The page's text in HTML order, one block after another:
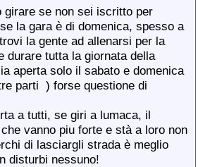
girare se non sei iscritto per
la gara è di domenica, spesso a
la gente ad allenarsi per la
durare tutta la giornata della
aperta solo il sabato e domenica
parti ) forse questione di
a tutti, se giri a lumaca, il
vanno piu forte e stà a loro non
di lasciargli strada è meglio
disturbi nessuno!